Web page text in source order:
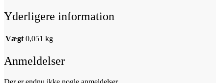
Yderligere information
Vægt 0,051 kg
Anmeldelser